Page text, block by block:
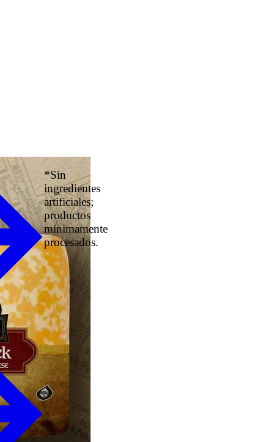
*Sin
ingredientes
artificiales;
productos
mínimamente
procesados.